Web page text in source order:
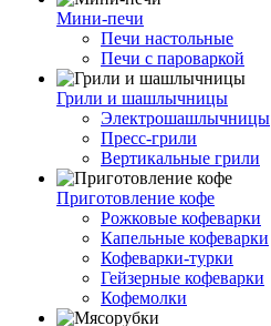
Мини-печи
Печи настольные
Печи с пароваркой
Грили и шашлычницы
Электрошашлычницы
Пресс-грили
Вертикальные грили
Приготовление кофе
Рожковые кофеварки
Капельные кофеварки
Кофеварки-турки
Гейзерные кофеварки
Кофемолки